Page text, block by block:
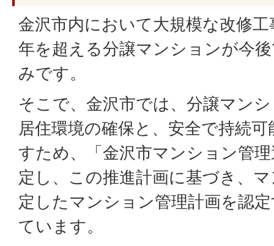
金沢市内において大規模な改修
年を超える分譲マンションが今
みです。
そこで、金沢市では、分譲マン
居住環境の確保と、安全で持続
すため、「金沢市マンション管
定し、この推進計画に基づき、
定したマンション管理計画を認
ています。